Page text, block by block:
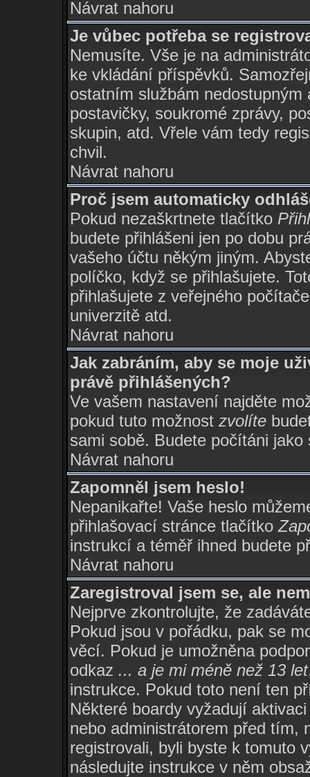
Návrat nahoru
Je vůbec potřeba se
Nemusíte. Vše je na
ke vkládání příspěvků.
ostatním službám
postavičky, soukromé zprávy,
skupin, atd. Vřele vám tedy
chvil.
Návrat nahoru
Proč jsem automaticky
Pokud nezaškrtnete tlačítko
budete přihlášeni jen po dobu
vašeho účtu někým jiným.
políčko, když se přihlašujete.
přihlašujete z veřejného
univerzitě atd.
Návrat nahoru
Jak zabráním, aby se moje
právě přihlášených?
Ve vašem nastavení najděte
pokud tuto možnost zvolíte
sami sobě. Budete počítáni jako
Návrat nahoru
Zapomněl jsem heslo!
Nepanikařte! Vaše heslo
přihlašovací stránce tlačítko
instrukcí a téměř ihned budete
Návrat nahoru
Zaregistroval jsem se, ale
Nejprve zkontrolujte, že
Pokud jsou v pořádku, pak se
věcí. Pokud je umožněna
odkaz ... a je mi méně než 13 let
instrukce. Pokud toto není ten
Některé boardy vyžadují
nebo administrátorem před tím,
registrovali, byli byste k tomuto
následujte instrukce v něm